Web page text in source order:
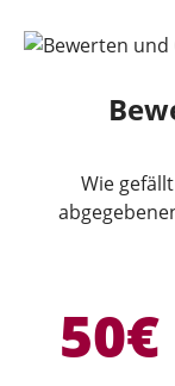
Wie